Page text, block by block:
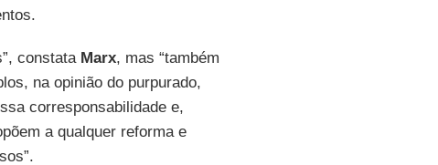
constata Marx, mas “também
na opinião do purpurado,
corresponsabilidade e,
a qualquer reforma e